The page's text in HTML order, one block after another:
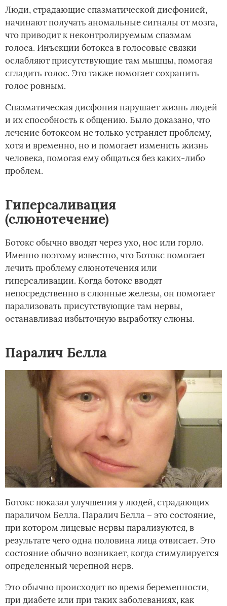
Люди, страдающие спазматической дисфонией,
начинают получать аномальные сигналы от мозга,
что приводит к неконтролируемым спазмам
голоса. Инъекции ботокса в голосовые связки
ослабляют присутствующие там мышцы, помогая
сгладить голос. Это также помогает сохранить
голос ровным.
Спазматическая дисфония нарушает жизнь людей
и их способность к общению. Было доказано, что
лечение ботоксом не только устраняет проблему,
хотя и временно, но и помогает изменить жизнь
человека, помогая ему общаться без каких-либо
проблем.
Гиперсаливация
(слюнотечение)
Ботокс обычно вводят через ухо, нос или горло.
Именно поэтому известно, что Ботокс помогает
лечить проблему слюнотечения или
гиперсаливации. Когда ботокс вводят
непосредственно в слюнные железы, он помогает
парализовать присутствующие там нервы,
останавливая избыточную выработку слюны.
Паралич Белла
Ботокс показал улучшения у людей, страдающих
параличом Белла. Паралич Белла – это состояние,
при котором лицевые нервы парализуются, в
результате чего одна половина лица отвисает. Это
состояние обычно возникает, когда стимулируется
определенный черепной нерв.
Это обычно происходит во время беременности,
при диабете или при таких заболеваниях, как